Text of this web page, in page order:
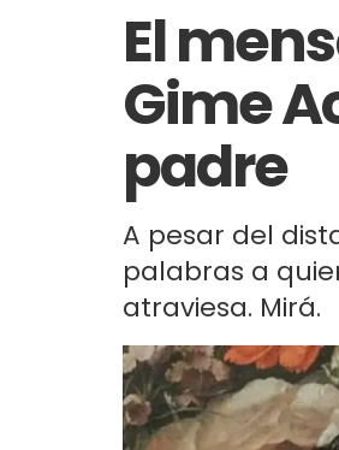
El
Gime
padre
A pesar del
palabras a
atraviesa. Mirá.